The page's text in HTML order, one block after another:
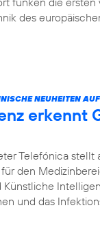
des
NEUHEITEN
erkennt
Telefónica
den
und das